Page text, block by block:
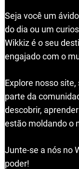
Seja você um
do dia ou um
Wikkiz é o seu
engajado com o
Explore nosso
parte da
descobrir,
estão moldando o
Junte-se a nós no
poder!